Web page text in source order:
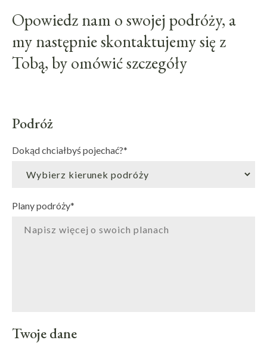
Opowiedz nam o swojej podróży, a
my następnie skontaktujemy się z
Tobą, by omówić szczegóły
Podróż
Dokąd chciałbyś pojechać?*
Plany podróży*
Twoje dane